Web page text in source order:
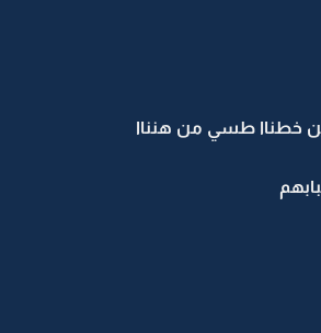
خطناا طسي من هنناا